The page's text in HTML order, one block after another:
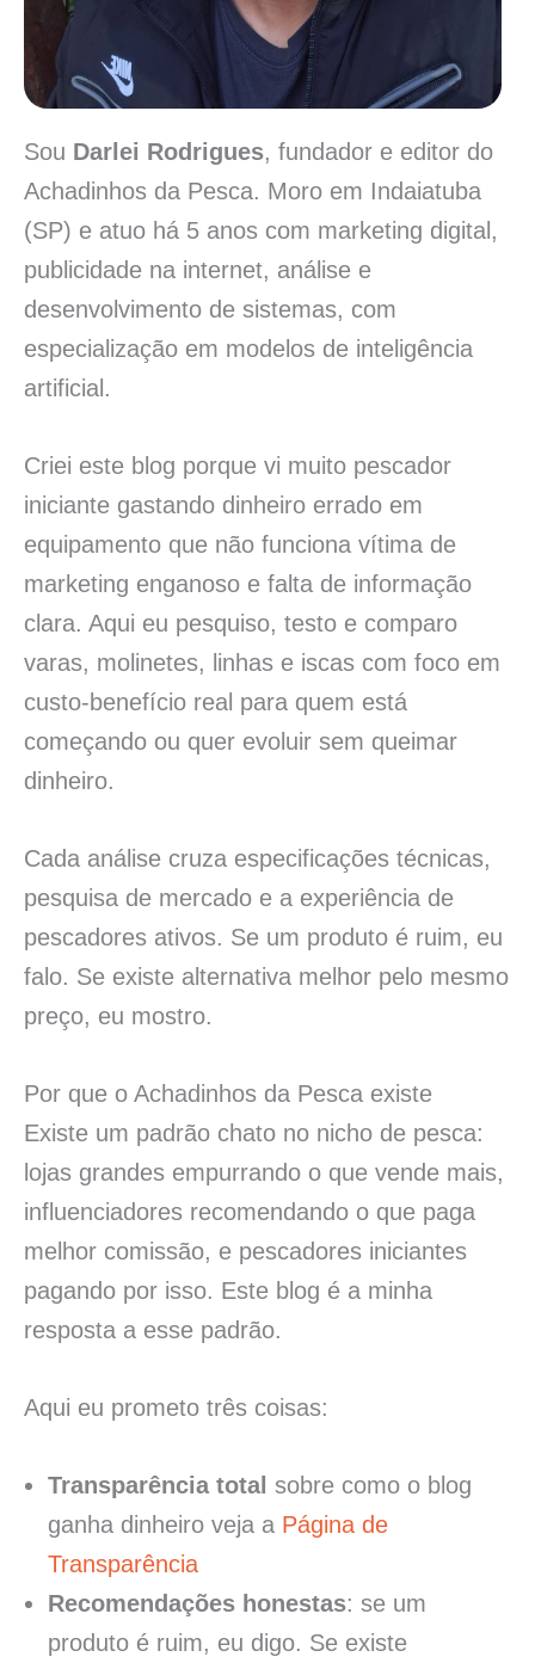
Sou Darlei Rodrigues, fundador e editor do
Achadinhos da Pesca. Moro em Indaiatuba
(SP) e atuo há 5 anos com marketing digital,
publicidade na internet, análise e
desenvolvimento de sistemas, com
especialização em modelos de inteligência
artificial.
Criei este blog porque vi muito pescador
iniciante gastando dinheiro errado em
equipamento que não funciona vítima de
marketing enganoso e falta de informação
clara. Aqui eu pesquiso, testo e comparo
varas, molinetes, linhas e iscas com foco em
custo-benefício real para quem está
começando ou quer evoluir sem queimar
dinheiro.
Cada análise cruza especificações técnicas,
pesquisa de mercado e a experiência de
pescadores ativos. Se um produto é ruim, eu
falo. Se existe alternativa melhor pelo mesmo
preço, eu mostro.
Por que o Achadinhos da Pesca existe
Existe um padrão chato no nicho de pesca:
lojas grandes empurrando o que vende mais,
influenciadores recomendando o que paga
melhor comissão, e pescadores iniciantes
pagando por isso. Este blog é a minha
resposta a esse padrão.
Aqui eu prometo três coisas:
Transparência total sobre como o blog
ganha dinheiro veja a Página de
Transparência
Recomendações honestas: se um
produto é ruim, eu digo. Se existe